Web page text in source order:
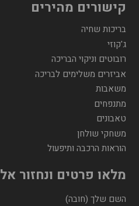
קישורים מהירים
בריכות שחיה
ג'קוזי
רובוטים וניקוי הבריכה
אביזרים משלימים לבריכה
משאבות
מתנפחים
טאבונים
משחקי שולחן
הוראות הרכבה ותיפעול
מלאו פרטים ונחזור
השם שלך (חובה)